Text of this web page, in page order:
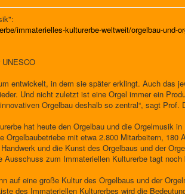
immaterielles-kulturerbe-weltweit/orgelbau-und-
entwickelt, in dem sie später erklingt. Auch das
Und nicht zuletzt ist eine Orgel immer ein
Orgelbau deshalb so zentral“, sagt Prof.
hat heute den Orgelbau und die Orgelmusik
Orgelbaubetriebe mit etwa 2.800 Mitarbeitern, 180
und die Kunst des Orgelbaus und der
zum Immateriellen Kulturerbe tagt
auf eine große Kultur des Orgelbaus und der
des Immateriellen Kulturerbes wird die